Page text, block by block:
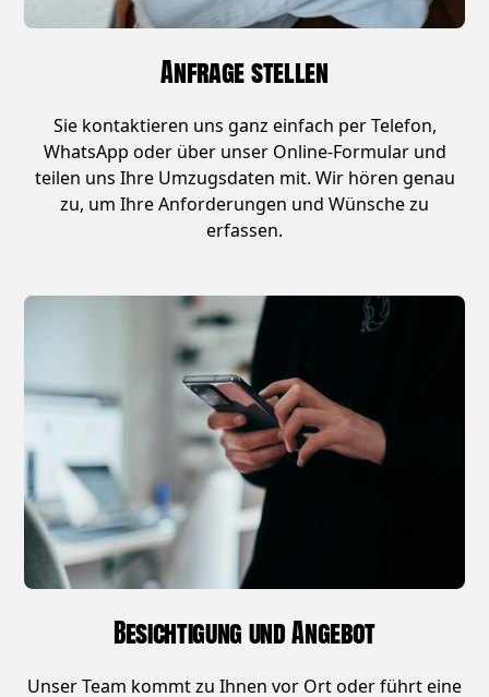
Anfrage stellen
Sie kontaktieren uns ganz einfach per Telefon,
WhatsApp oder über unser Online-Formular und
teilen uns Ihre Umzugsdaten mit. Wir hören genau
zu, um Ihre Anforderungen und Wünsche zu
erfassen.
Besichtigung und Angebot
Unser Team kommt zu Ihnen vor Ort oder führt eine